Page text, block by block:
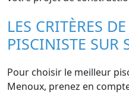
LES CRITÈRES
PISCINISTE SUR
Pour choisir le meilleur
Menoux, prenez en